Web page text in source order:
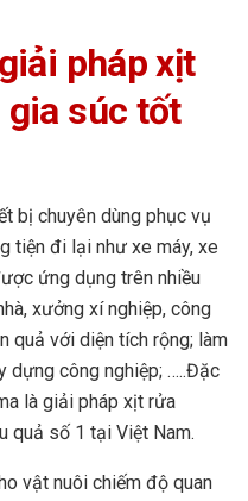
pháp xịt
gia súc tốt
bị chuyên dùng phục vụ
tiện đi lại như xe máy, xe
ứng dụng trên nhiều
xưởng xí nghiệp, công
quả với diện tích rộng; làm
dựng công nghiệp; …..Đặc
là giải pháp xịt rửa
quả số 1 tại Việt Nam.
vật nuôi chiếm độ quan